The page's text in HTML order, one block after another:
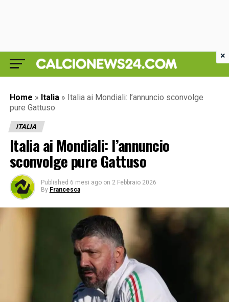
Home » Italia » Italia ai Mondiali: l’annuncio sconvolge
pure Gattuso
ITALIA
Italia ai Mondiali: l’annuncio
sconvolge pure Gattuso
Published 6 mesi ago on 2 Febbraio 2026
By Francesca
×